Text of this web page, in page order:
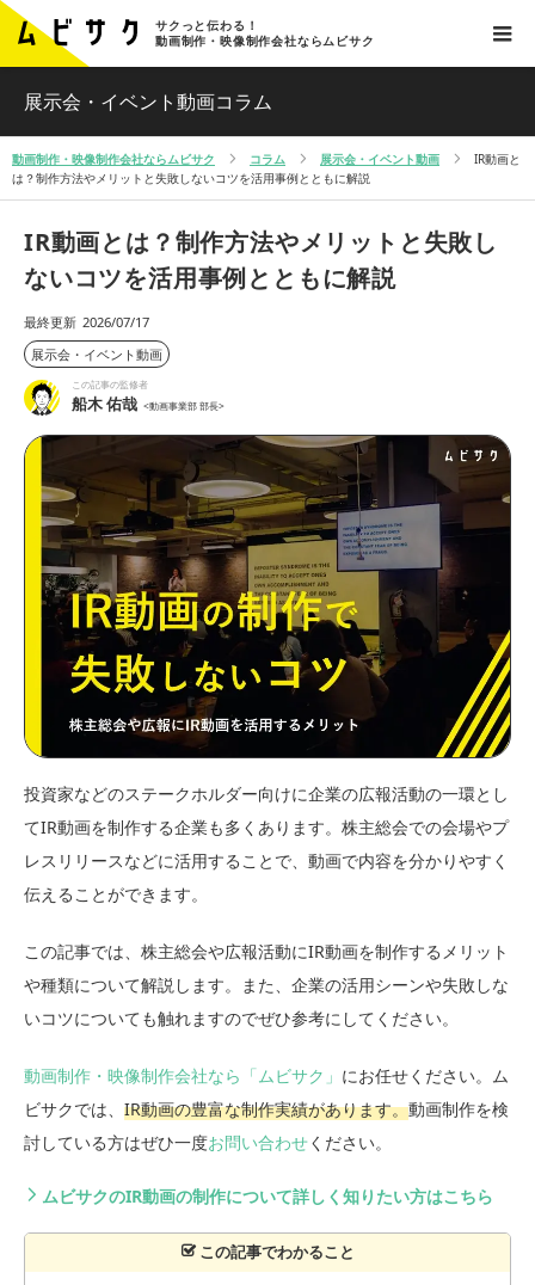
サクっと伝わる！
動画制作・映像制作会社ならムビサク
展示会・イベント動画コラム
動画制作・映像制作会社ならムビサク コラム 展示会・イベント動画
IR動画と
は？制作方法やメリットと失敗しないコツを活用事例とともに解説
IR動画とは？制作方法やメリットと失敗し
ないコツを活用事例とともに解説
最終更新 2026/07/17
展示会・イベント動画
この記事の監修者
船木 佑哉 <動画事業部 部長>
投資家などのステークホルダー向けに企業の広報活動の一環とし
てIR動画を制作する企業も多くあります。株主総会での会場やプ
レスリリースなどに活用することで、動画で内容を分かりやすく
伝えることができます。
この記事では、株主総会や広報活動にIR動画を制作するメリット
や種類について解説します。また、企業の活用シーンや失敗しな
いコツについても触れますのでぜひ参考にしてください。
動画制作・映像制作会社なら「ムビサク」 にお任せください。ム
ビサクでは、 IR動画の豊富な制作実績があります。動画制作を検
討している方はぜひ一度お問い合わせください。
ムビサクのIR動画の制作について詳しく知りたい方はこちら